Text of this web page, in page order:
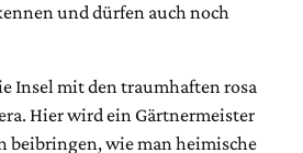
und dürfen auch noch
Insel mit den traumhaften rosa
Hier wird ein Gärtnermeister
beibringen, wie man heimische